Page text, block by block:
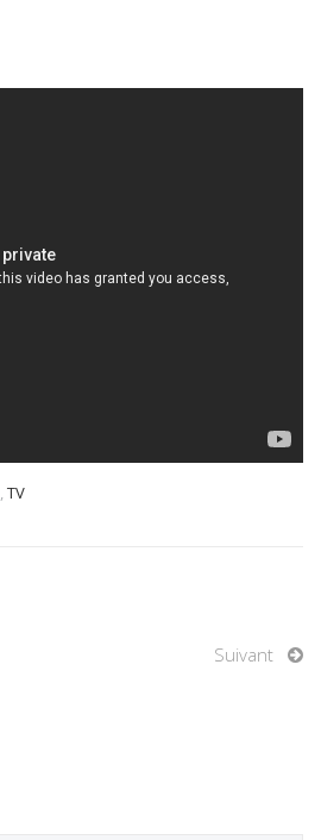
, TV
Suivant